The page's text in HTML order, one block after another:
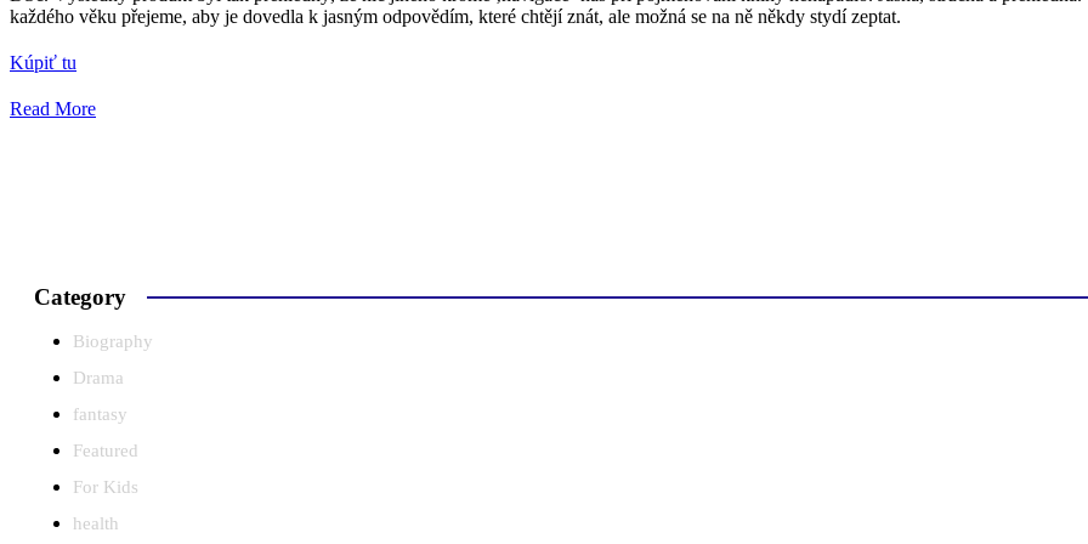
každého věku přejeme, aby je dovedla k jasným odpovědím, které chtějí znát, ale možná se na ně někdy stydí zeptat.
Kúpiť tu
Read More
Category
Biography
Drama
fantasy
Featured
For Kids
health